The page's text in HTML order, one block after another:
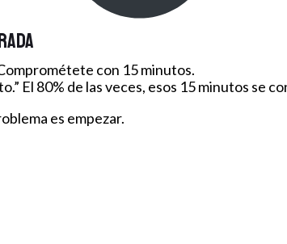
con 15 minutos.
El 80% de las veces, esos 15 minutos se
es empezar.